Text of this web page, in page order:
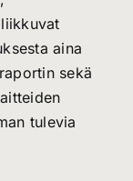
aina
sekä
tulevia